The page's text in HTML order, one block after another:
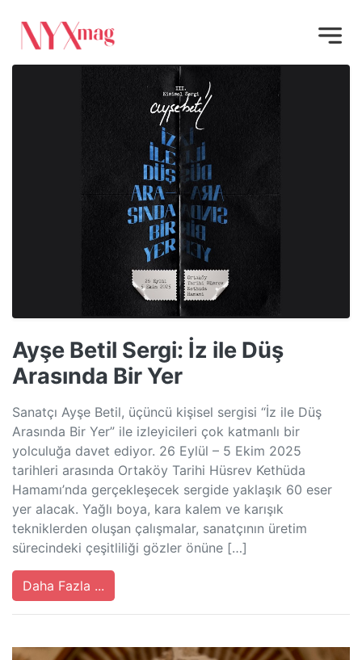
Ayşe Betil Sergi: İz ile Düş
Arasında Bir Yer
Sanatçı Ayşe Betil, üçüncü kişisel sergisi “İz ile Düş
Arasında Bir Yer” ile izleyicileri çok katmanlı bir
yolculuğa davet ediyor. 26 Eylül – 5 Ekim 2025
tarihleri arasında Ortaköy Tarihi Hüsrev Kethüda
Hamamı’nda gerçekleşecek sergide yaklaşık 60 eser
yer alacak. Yağlı boya, kara kalem ve karışık
tekniklerden oluşan çalışmalar, sanatçının üretim
sürecindeki çeşitliliği gözler önüne […]
Daha Fazla ...